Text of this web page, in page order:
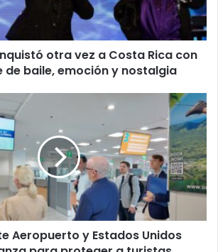
otra vez a Costa Rica con
de baile, emoción y nostalgia
Aeropuerto y Estados Unidos